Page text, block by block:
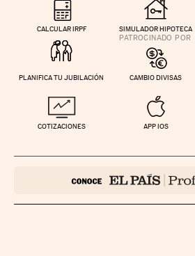
CALCULAR IRPF SIMULADOR HIPOTECA
PLANIFICA TU JUBILACIÓN CAMBIO DIVISAS
COTIZACIONES APP IOS